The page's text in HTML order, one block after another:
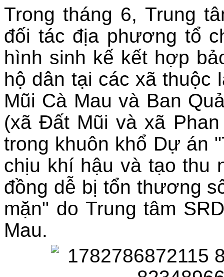
Trong tháng 6, Trung
đối tác địa phương tổ
hình sinh kế kết hợp
hộ dân tại các xã thuộc
Mũi Cà Mau và Ban
(xã Đất Mũi và xã
trong khuôn khổ Dự án
chịu khí hậu và tạo thu
đồng dễ bị tổn thương
mặn" do Trung tâm
Mau.